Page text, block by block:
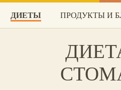
ДИЕТЫ ПРОДУКТЫ И